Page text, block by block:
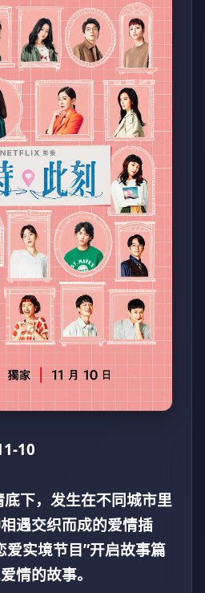
10
下，发生在不同城市里
遇交织而成的爱情插
爱实境节目”开启故事篇
情的故事。